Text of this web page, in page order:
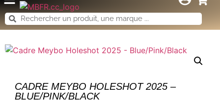
CADRE MEYBO HOLESHOT 2025 –
BLUE/PINK/BLACK